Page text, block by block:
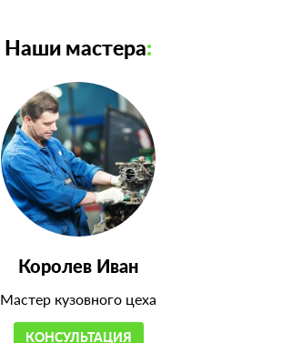
Наши мастера:
Королев Иван
Мастер кузовного цеха
КОНСУЛЬТАЦИЯ